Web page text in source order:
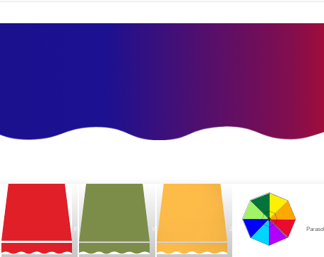
V J Parasol